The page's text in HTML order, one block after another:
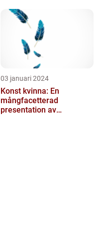
03 januari 2024
Konst kvinna: En
mångfacetterad
presentation av